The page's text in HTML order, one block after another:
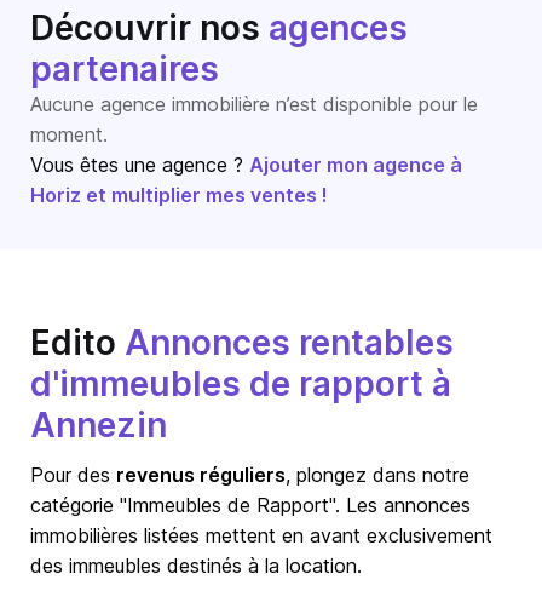
Découvrir nos agences
partenaires
Aucune agence immobilière n’est disponible pour le
moment.
Vous êtes une agence ? Ajouter mon agence à
Horiz et multiplier mes ventes !
Edito Annonces rentables
d'immeubles de rapport à
Annezin
Pour des revenus réguliers, plongez dans notre
catégorie "Immeubles de Rapport". Les annonces
immobilières listées mettent en avant exclusivement
des immeubles destinés à la location.